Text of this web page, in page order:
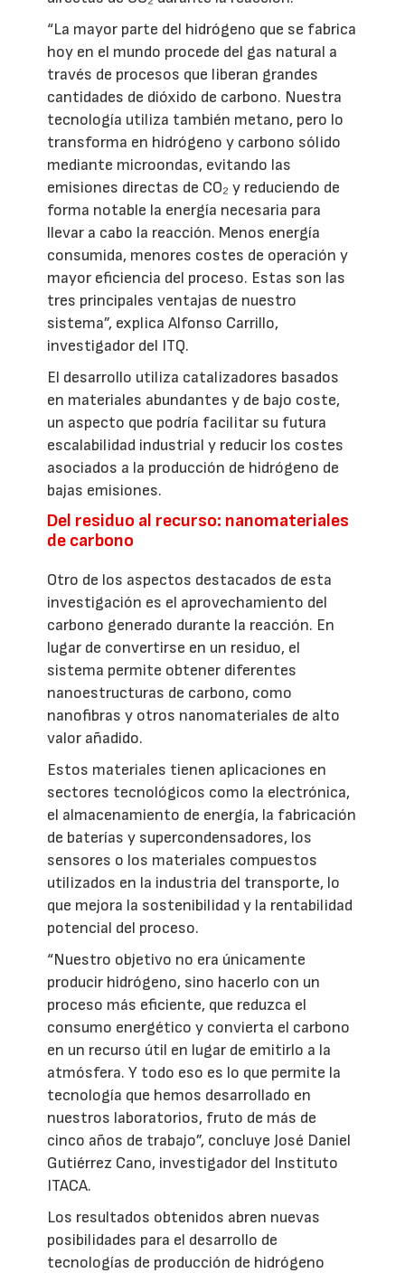
“La mayor parte del hidrógeno que se fabrica
hoy en el mundo procede del gas natural a
través de procesos que liberan grandes
cantidades de dióxido de carbono. Nuestra
tecnología utiliza también metano, pero lo
transforma en hidrógeno y carbono sólido
mediante microondas, evitando las
emisiones directas de CO₂ y reduciendo de
forma notable la energía necesaria para
llevar a cabo la reacción. Menos energía
consumida, menores costes de operación y
mayor eficiencia del proceso. Estas son las
tres principales ventajas de nuestro
sistema”, explica Alfonso Carrillo,
investigador del ITQ.
El desarrollo utiliza catalizadores basados
en materiales abundantes y de bajo coste,
un aspecto que podría facilitar su futura
escalabilidad industrial y reducir los costes
asociados a la producción de hidrógeno de
bajas emisiones.
Del residuo al recurso: nanomateriales
de carbono
Otro de los aspectos destacados de esta
investigación es el aprovechamiento del
carbono generado durante la reacción. En
lugar de convertirse en un residuo, el
sistema permite obtener diferentes
nanoestructuras de carbono, como
nanofibras y otros nanomateriales de alto
valor añadido.
Estos materiales tienen aplicaciones en
sectores tecnológicos como la electrónica,
el almacenamiento de energía, la fabricación
de baterías y supercondensadores, los
sensores o los materiales compuestos
utilizados en la industria del transporte, lo
que mejora la sostenibilidad y la rentabilidad
potencial del proceso.
“Nuestro objetivo no era únicamente
producir hidrógeno, sino hacerlo con un
proceso más eficiente, que reduzca el
consumo energético y convierta el carbono
en un recurso útil en lugar de emitirlo a la
atmósfera. Y todo eso es lo que permite la
tecnología que hemos desarrollado en
nuestros laboratorios, fruto de más de
cinco años de trabajo”, concluye José Daniel
Gutiérrez Cano, investigador del Instituto
ITACA.
Los resultados obtenidos abren nuevas
posibilidades para el desarrollo de
tecnologías de producción de hidrógeno